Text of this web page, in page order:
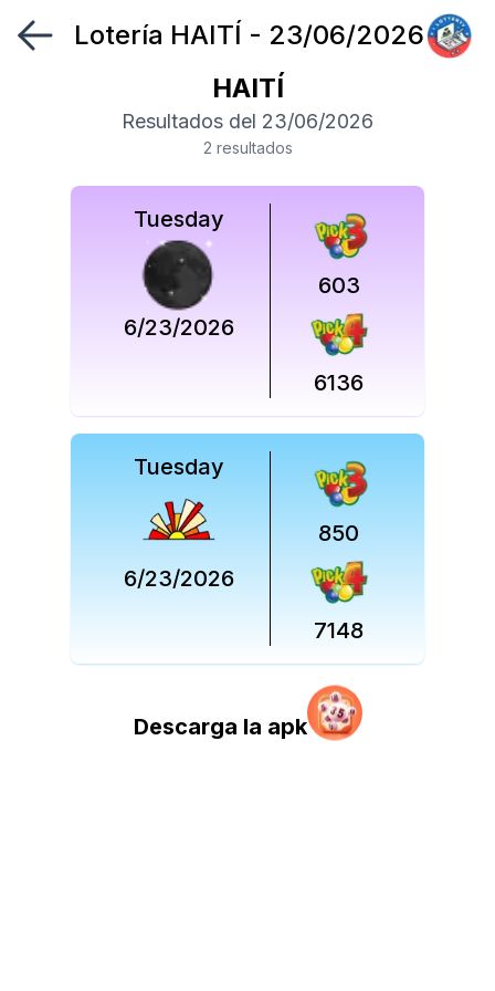
SíguenosLotería HAITÍ - 23/06/2026
HAITÍ
Resultados del 23/06/2026
2 resultados
Tuesday
6/23/2026
603
6136
Tuesday
6/23/2026
850
7148
Descarga la apk